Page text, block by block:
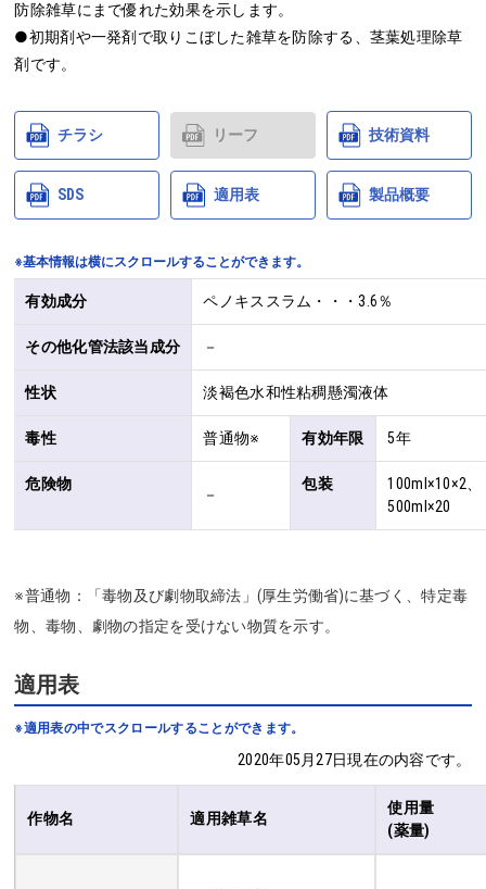
防除雑草にまで優れた効果を示します。
●初期剤や一発剤で取りこぼした雑草を防除する、茎葉処理除草
剤です。
チラシ リーフ 技術資料
SDS 適用表 製品概要
※基本情報は横にスクロールすることができます。
有効成分 ペノキススラム・・・3.6％
その他化管法該当成分 －
性状 淡褐色水和性粘稠懸濁液体
毒性 普通物※ 有効年限 5年
危険物
－
包装
100ml×10×2、
500ml×20
※普通物：「毒物及び劇物取締法」(厚生労働省)に基づく、特定毒
物、毒物、劇物の指定を受けない物質を示す。
適用表
※適用表の中でスクロールすることができます。
2020年05月27日現在の内容です。
作物名 適用雑草名
使用量
(薬量)